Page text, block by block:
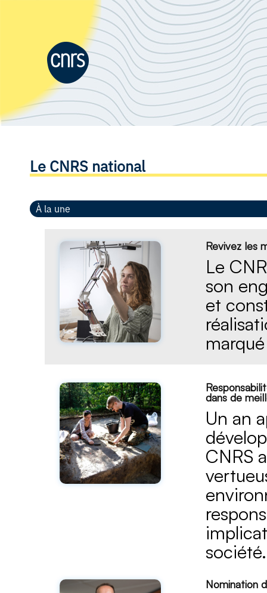
Le CNRS national
À la une
Revivez les
Le
son
et
dans de
Un an
CNRS
société.
Nomination